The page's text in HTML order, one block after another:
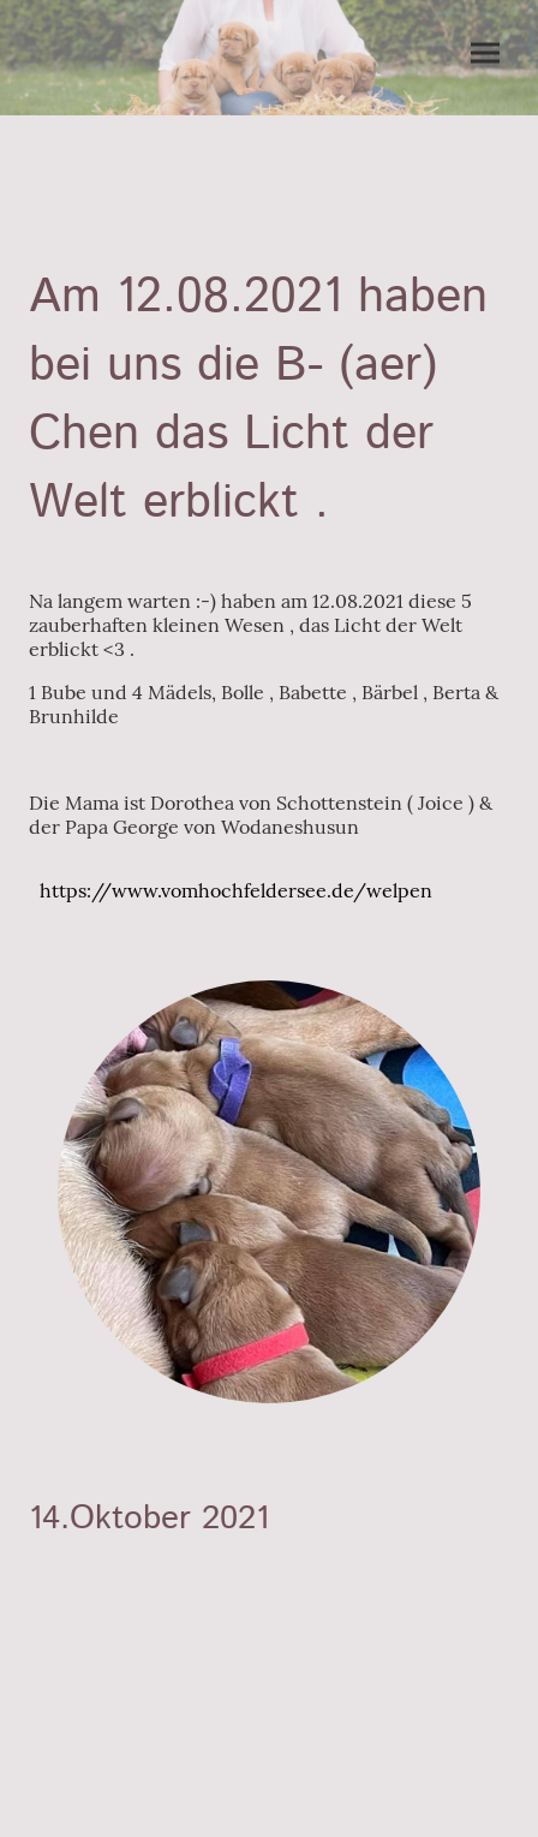
Am 12.08.2021 haben
bei uns die B- (aer)
Chen das Licht der
Welt erblickt .
Na langem warten :-) haben am 12.08.2021 diese 5
zauberhaften kleinen Wesen , das Licht der Welt
erblickt <3 .
1 Bube und 4 Mädels, Bolle , Babette , Bärbel , Berta &
Brunhilde
Die Mama ist Dorothea von Schottenstein ( Joice ) &
der Papa George von Wodaneshusun
https://www.vomhochfeldersee.de/welpen
14.Oktober 2021